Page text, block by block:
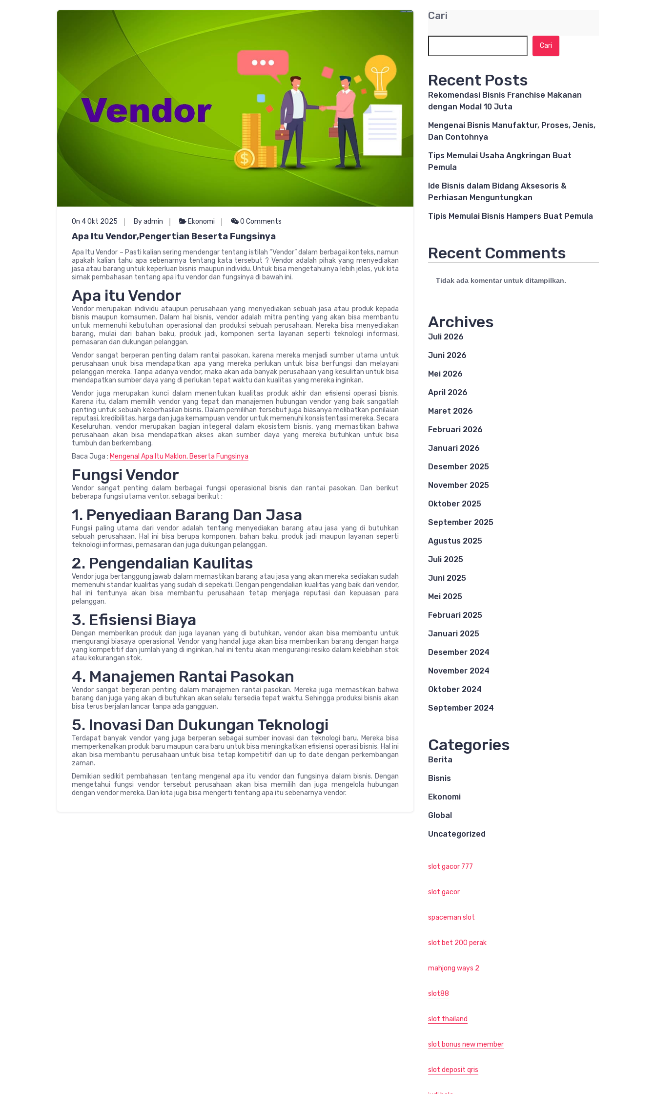
On 4 Okt 2025 By admin Ekonomi 0 Comments
Apa Itu Vendor,Pengertian Beserta Fungsinya
Apa Itu Vendor – Pasti kalian sering mendengar tentang istilah “Vendor” dalam berbagai konteks, namun
apakah kalian tahu apa sebenarnya tentang kata tersebut ? Vendor adalah pihak yang menyediakan
jasa atau barang untuk keperluan bisnis maupun individu. Untuk bisa mengetahuinya lebih jelas, yuk kita
simak pembahasan tentang apa itu vendor dan fungsinya di bawah ini.
Apa itu Vendor
Vendor merupakan individu ataupun perusahaan yang menyediakan sebuah jasa atau produk kepada
bisnis maupun komsumen. Dalam hal bisnis, vendor adalah mitra penting yang akan bisa membantu
untuk memenuhi kebutuhan operasional dan produksi sebuah perusahaan. Mereka bisa menyediakan
barang, mulai dari bahan baku, produk jadi, komponen serta layanan seperti teknologi informasi,
pemasaran dan dukungan pelanggan.
Vendor sangat berperan penting dalam rantai pasokan, karena mereka menjadi sumber utama untuk
perusahaan unuk bisa mendapatkan apa yang mereka perlukan untuk bisa berfungsi dan melayani
pelanggan mereka. Tanpa adanya vendor, maka akan ada banyak perusahaan yang kesulitan untuk bisa
mendapatkan sumber daya yang di perlukan tepat waktu dan kualitas yang mereka inginkan.
Vendor juga merupakan kunci dalam menentukan kualitas produk akhir dan efisiensi operasi bisnis.
Karena itu, dalam memilih vendor yang tepat dan manajemen hubungan vendor yang baik sangatlah
penting untuk sebuah keberhasilan bisnis. Dalam pemilihan tersebut juga biasanya melibatkan penilaian
reputasi, kredibilitas, harga dan juga kemampuan vendor untuk memenuhi konsistentasi mereka. Secara
Keseluruhan, vendor merupakan bagian integeral dalam ekosistem bisnis, yang memastikan bahwa
perusahaan akan bisa mendapatkan akses akan sumber daya yang mereka butuhkan untuk bisa
tumbuh dan berkembang.
Baca Juga : Mengenal Apa Itu Maklon, Beserta Fungsinya
Fungsi Vendor
Vendor sangat penting dalam berbagai fungsi operasional bisnis dan rantai pasokan. Dan berikut
beberapa fungsi utama ventor, sebagai berikut :
1. Penyediaan Barang Dan Jasa
Fungsi paling utama dari vendor adalah tentang menyediakan barang atau jasa yang di butuhkan
sebuah perusahaan. Hal ini bisa berupa komponen, bahan baku, produk jadi maupun layanan seperti
teknologi informasi, pemasaran dan juga dukungan pelanggan.
2. Pengendalian Kaulitas
Vendor juga bertanggung jawab dalam memastikan barang atau jasa yang akan mereka sediakan sudah
memenuhi standar kualitas yang sudah di sepekati. Dengan pengendalian kualitas yang baik dari vendor,
hal ini tentunya akan bisa membantu perusahaan tetap menjaga reputasi dan kepuasan para
pelanggan.
3. Efisiensi Biaya
Dengan memberikan produk dan juga layanan yang di butuhkan, vendor akan bisa membantu untuk
mengurangi biasaya operasional. Vendor yang handal juga akan bisa memberikan barang dengan harga
yang kompetitif dan jumlah yang di inginkan, hal ini tentu akan mengurangi resiko dalam kelebihan stok
atau kekurangan stok.
4. Manajemen Rantai Pasokan
Vendor sangat berperan penting dalam manajemen rantai pasokan. Mereka juga memastikan bahwa
barang dan juga yang akan di butuhkan akan selalu tersedia tepat waktu. Sehingga produksi bisnis akan
bisa terus berjalan lancar tanpa ada gangguan.
5. Inovasi Dan Dukungan Teknologi
Terdapat banyak vendor yang juga berperan sebagai sumber inovasi dan teknologi baru. Mereka bisa
memperkenalkan produk baru maupun cara baru untuk bisa meningkatkan efisiensi operasi bisnis. Hal ini
akan bisa membantu perusahaan untuk bisa tetap kompetitif dan up to date dengan perkembangan
zaman.
Demikian sedikit pembahasan tentang mengenal apa itu vendor dan fungsinya dalam bisnis. Dengan
mengetahui fungsi vendor tersebut perusahaan akan bisa memilih dan juga mengelola hubungan
dengan vendor mereka. Dan kita juga bisa mengerti tentang apa itu sebenarnya vendor.
Cari
Cari
Recent Posts
Rekomendasi Bisnis Franchise Makanan
dengan Modal 10 Juta
Mengenai Bisnis Manufaktur, Proses, Jenis,
Dan Contohnya
Tips Memulai Usaha Angkringan Buat
Pemula
Ide Bisnis dalam Bidang Aksesoris &
Perhiasan Menguntungkan
Tipis Memulai Bisnis Hampers Buat Pemula
Recent Comments
Tidak ada komentar untuk ditampilkan.
Archives
Juli 2026
Juni 2026
Mei 2026
April 2026
Maret 2026
Februari 2026
Januari 2026
Desember 2025
November 2025
Oktober 2025
September 2025
Agustus 2025
Juli 2025
Juni 2025
Mei 2025
Februari 2025
Januari 2025
Desember 2024
November 2024
Oktober 2024
September 2024
Categories
Berita
Bisnis
Ekonomi
Global
Uncategorized
slot gacor 777
slot gacor
spaceman slot
slot bet 200 perak
mahjong ways 2
slot88
slot thailand
slot bonus new member
slot deposit qris